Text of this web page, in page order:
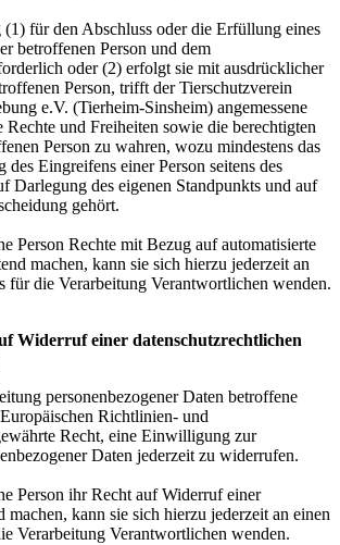
(1) für den Abschluss oder die Erfüllung eines
betroffenen Person und dem
oder (2) erfolgt sie mit ausdrücklicher
Person, trifft der Tierschutzverein
e.V. (Tierheim-Sinsheim) angemessene
Rechte und Freiheiten sowie die berechtigten
Person zu wahren, wozu mindestens das
Eingreifens einer Person seitens des
Darlegung des eigenen Standpunkts und auf
gehört.
Person Rechte mit Bezug auf automatisierte
machen, kann sie sich hierzu jederzeit an
für die Verarbeitung Verantwortlichen wenden.
einer datenschutzrechtlichen
personenbezogener Daten betroffene
Richtlinien- und
Recht, eine Einwilligung zur
Daten jederzeit zu widerrufen.
Person ihr Recht auf Widerruf einer
kann sie sich hierzu jederzeit an einen
Verarbeitung Verantwortlichen wenden.